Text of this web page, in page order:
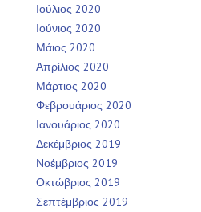
Ιούλιος 2020
Ιούνιος 2020
Μάιος 2020
Απρίλιος 2020
Μάρτιος 2020
Φεβρουάριος 2020
Ιανουάριος 2020
Δεκέμβριος 2019
Νοέμβριος 2019
Οκτώβριος 2019
Σεπτέμβριος 2019